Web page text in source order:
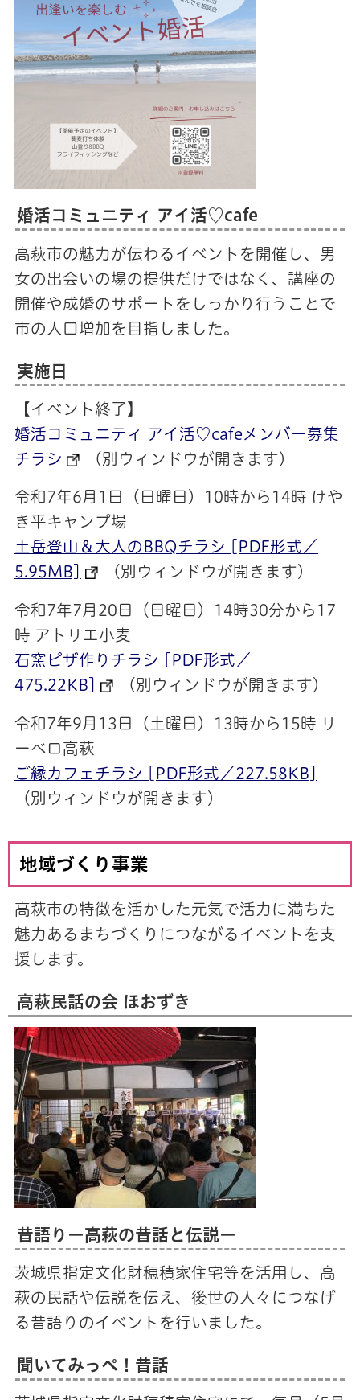
婚活コミュニティ アイ活♡cafe
高萩市の魅力が伝わるイベントを開催し、男
女の出会いの場の提供だけではなく、講座の
開催や成婚のサポートをしっかり行うことで
市の人口増加を目指しました。
実施日
【イベント終了】
婚活コミュニティ アイ活♡cafeメンバー募集
チラシ
（別ウィンドウが開きます）
令和7年6月1日（日曜日）10時から14時 けや
き平キャンプ場
土岳登山＆大人のBBQチラシ [PDF形式／
5.95MB]
（別ウィンドウが開きます）
令和7年7月20日（日曜日）14時30分から17
時 アトリエ小麦
石窯ピザ作りチラシ [PDF形式／
475.22KB]
（別ウィンドウが開きます）
令和7年9月13日（土曜日）13時から15時 リ
ーベロ高萩
ご縁カフェチラシ [PDF形式／227.58KB]
（別ウィンドウが開きます）
地域づくり事業
高萩市の特徴を活かした元気で活力に満ちた
魅力あるまちづくりにつながるイベントを支
援します。
高萩民話の会 ほおずき
昔語りー高萩の昔話と伝説ー
茨城県指定文化財穂積家住宅等を活用し、高
萩の民話や伝説を伝え、後世の人々につなげ
る昔語りのイベントを行いました。
聞いてみっぺ！昔話